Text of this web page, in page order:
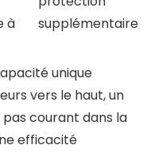
à
supplémentaire
unique
vers le haut, un
courant dans la
efficacité